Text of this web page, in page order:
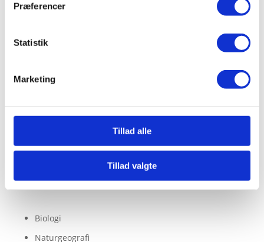
Præferencer
Statistik
Marketing
Tillad alle
Tillad valgte
Information
Cookies & Privatlivspolitik
Sponsorerede artikler
Videoer
Biologi
Naturgeografi